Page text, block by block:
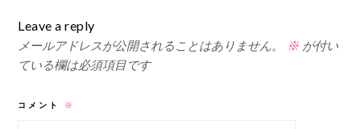
Leave a reply
メールアドレスが公開されることはありません。 ※が付い
ている欄は必須項目です
コメント ※